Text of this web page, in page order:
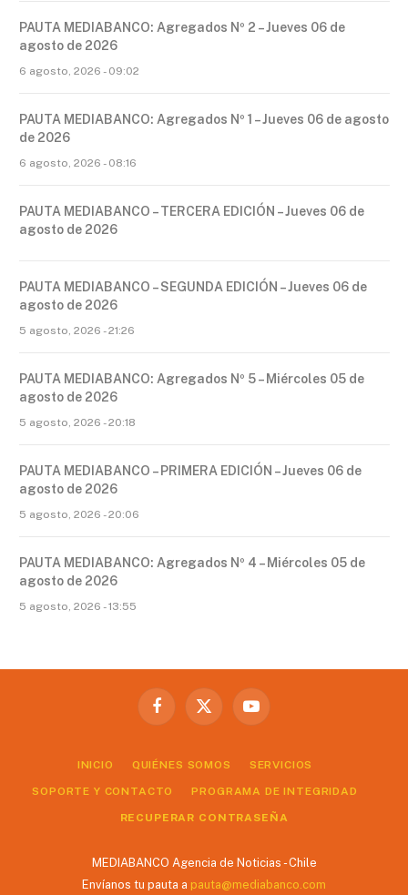
PAUTA MEDIABANCO: Agregados Nº 2 – Jueves 06 de
agosto de 2026
6 agosto, 2026 - 09:02
PAUTA MEDIABANCO: Agregados Nº 1 – Jueves 06 de agosto
de 2026
6 agosto, 2026 - 08:16
PAUTA MEDIABANCO – TERCERA EDICIÓN – Jueves 06 de
agosto de 2026
PAUTA MEDIABANCO – SEGUNDA EDICIÓN – Jueves 06 de
agosto de 2026
5 agosto, 2026 - 21:26
PAUTA MEDIABANCO: Agregados Nº 5 – Miércoles 05 de
agosto de 2026
5 agosto, 2026 - 20:18
PAUTA MEDIABANCO – PRIMERA EDICIÓN – Jueves 06 de
agosto de 2026
5 agosto, 2026 - 20:06
PAUTA MEDIABANCO: Agregados Nº 4 – Miércoles 05 de
agosto de 2026
5 agosto, 2026 - 13:55
Facebook
X
YouTube
INICIO QUIÉNES SOMOS SERVICIOS
SOPORTE Y CONTACTO PROGRAMA DE INTEGRIDAD
RECUPERAR CONTRASEÑA
MEDIABANCO Agencia de Noticias - Chile
Envíanos tu pauta a pauta@mediabanco.com